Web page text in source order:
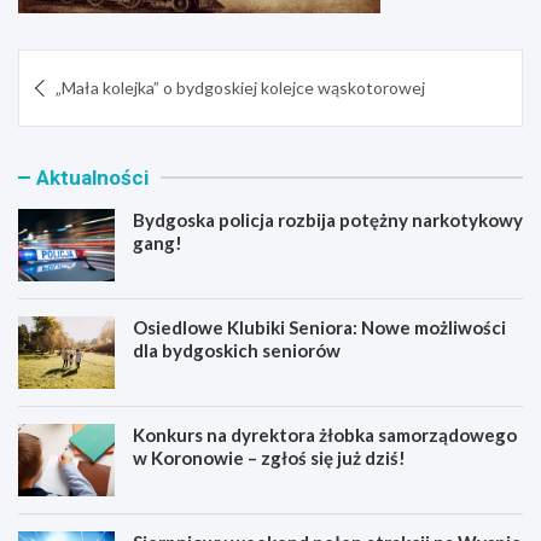
wpisu
„Mała kolejka” o bydgoskiej kolejce wąskotorowej
Aktualności
Bydgoska policja rozbija potężny narkotykowy
gang!
Osiedlowe Klubiki Seniora: Nowe możliwości
dla bydgoskich seniorów
Konkurs na dyrektora żłobka samorządowego
w Koronowie – zgłoś się już dziś!